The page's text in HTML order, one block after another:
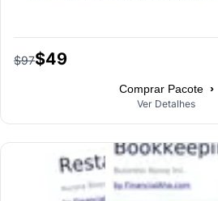
$97$49
Comprar Pacote ›
Ver Detalhes